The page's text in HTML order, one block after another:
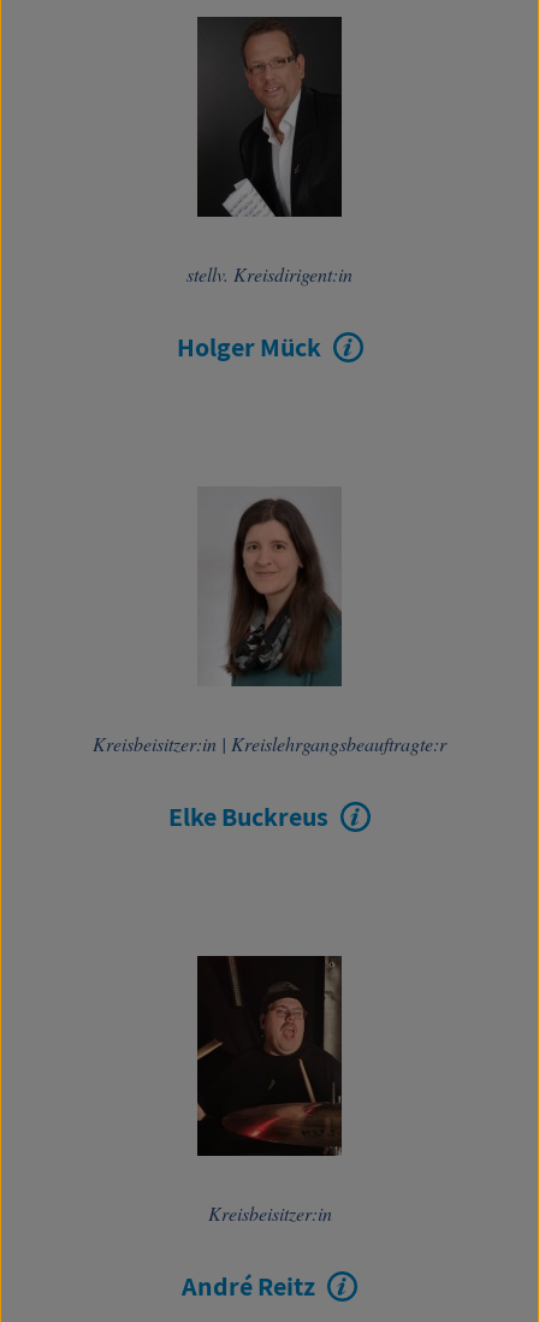
stellv. Kreisdirigent:in
Holger Mück
Kreisbeisitzer:in | Kreislehrgangsbeauftragte:r
Elke Buckreus
Kreisbeisitzer:in
André Reitz